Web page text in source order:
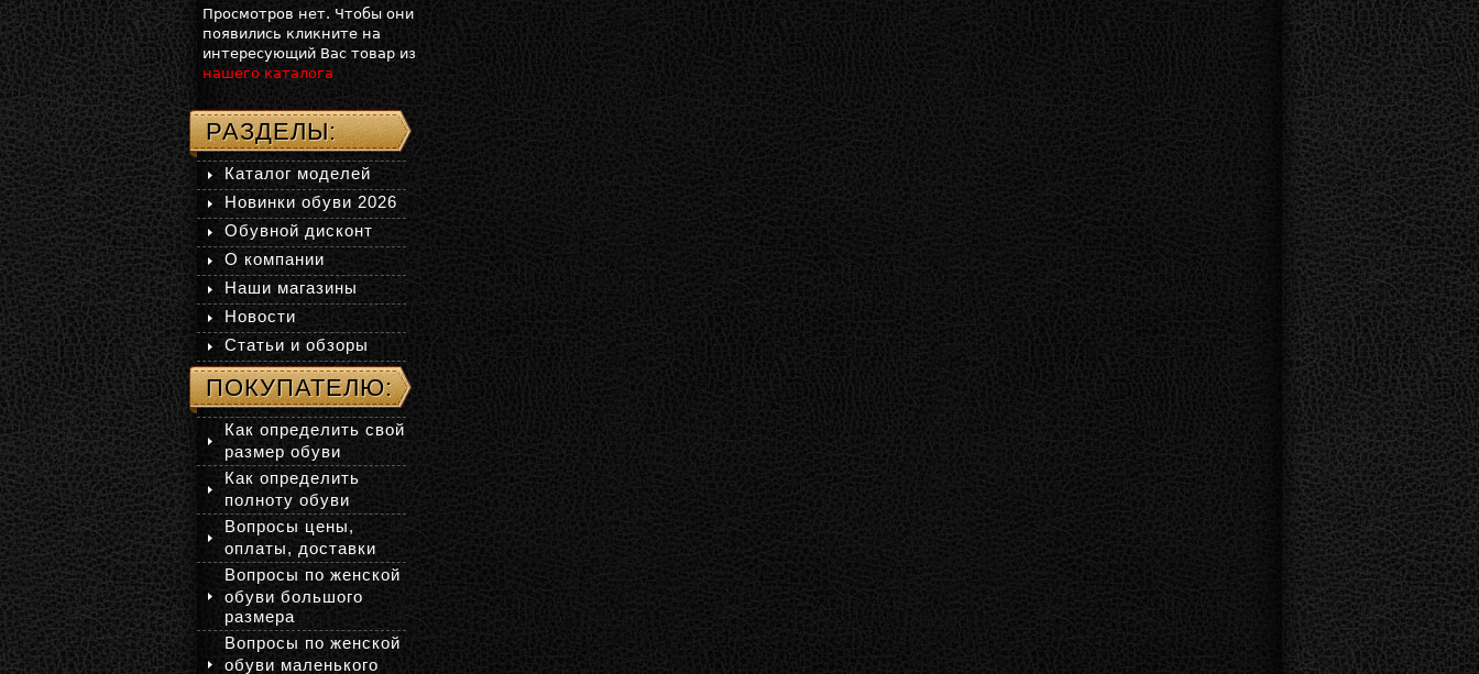
Просмотров нет. Чтобы они
появились кликните на
интересующий Вас товар из
нашего каталога
РАЗДЕЛЫ:
Каталог моделей
Новинки обуви 2026
Обувной дисконт
О компании
Наши магазины
Новости
Статьи и обзоры
ПОКУПАТЕЛЮ:
Как определить свой
размер обуви
Как определить
полноту обуви
Вопросы цены,
оплаты, доставки
Вопросы по женской
обуви большого
размера
Вопросы по женской
обуви маленького